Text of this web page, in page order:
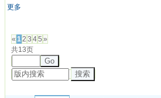
更多
« 12 3 45 »
共13页
Go
搜索